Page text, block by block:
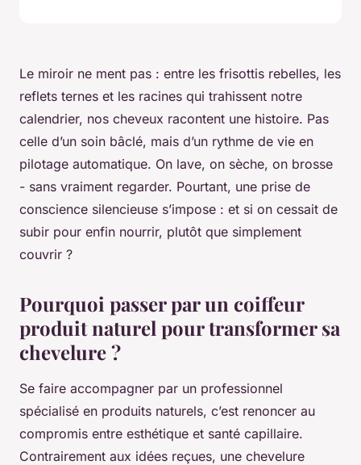
Le miroir ne ment pas : entre les frisottis rebelles, les
reflets ternes et les racines qui trahissent notre
calendrier, nos cheveux racontent une histoire. Pas
celle d’un soin bâclé, mais d’un rythme de vie en
pilotage automatique. On lave, on sèche, on brosse
- sans vraiment regarder. Pourtant, une prise de
conscience silencieuse s’impose : et si on cessait de
subir pour enfin nourrir, plutôt que simplement
couvrir ?
Pourquoi passer par un coiffeur
produit naturel pour transformer sa
chevelure ?
Se faire accompagner par un professionnel
spécialisé en produits naturels, c’est renoncer au
compromis entre esthétique et santé capillaire.
Contrairement aux idées reçues, une chevelure